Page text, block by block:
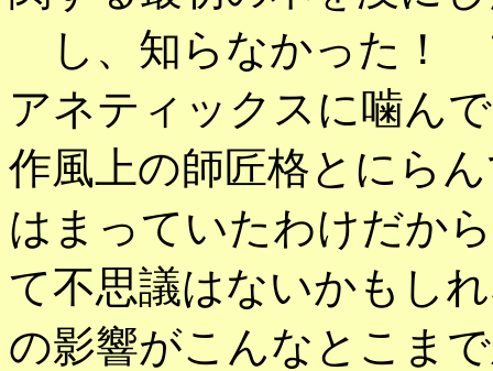
し、知らなかった！
アネティックスに噛ん
作風上の師匠格とにら
はまっていたわけだか
て不思議はないかもし
の影響がこんなとこま